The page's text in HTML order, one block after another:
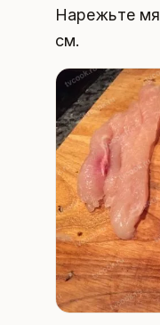
Нарежьте
см.